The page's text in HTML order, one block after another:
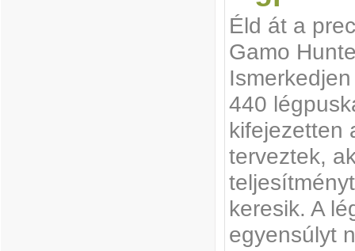
Éld át a
Gamo
440
kifejezetten
terveztek,
keresik. A
egyensúlyt